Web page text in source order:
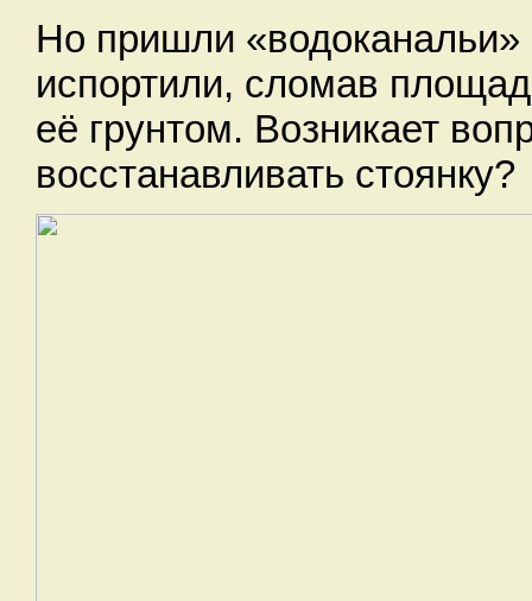
Но пришли «водоканальи»
испортили, сломав
её грунтом. Возникает
восстанавливать стоянку?